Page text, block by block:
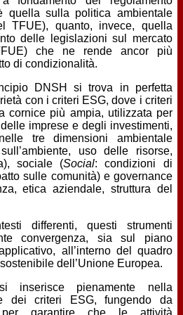
quella sulla politica ambientale
TFUE), quanto, invece, quella
delle legislazioni sul mercato
che ne rende ancor più
di condizionalità.
DNSH si trova in perfetta
con i criteri ESG, dove i criteri
cornice più ampia, utilizzata per
imprese e degli investimenti,
tre dimensioni ambientale
uso delle risorse,
sociale (Social: condizioni di
sulle comunità) e governance
etica aziendale, struttura del
differenti, questi strumenti
convergenza, sia sul piano
all’interno del quadro
dell’Unione Europea.
inserisce pienamente nella
dei criteri ESG, fungendo da